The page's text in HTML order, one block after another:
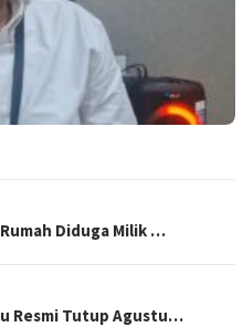
Diduga Milik …
Resmi Tutup Agustu…